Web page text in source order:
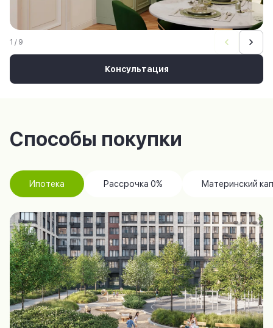
Консультация
1 / 9
Способы покупки
Ипотека Рассрочка 0% Материнский